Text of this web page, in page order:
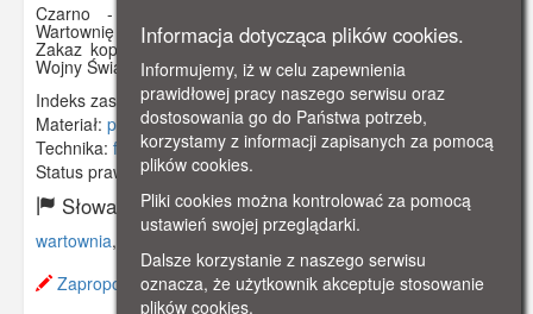
Czarno - biała fotografia, przedstawiająca zniszczoną
Wartownię nr 2 na Westerplatte, stan na koniec 1939 r.
Zakaz kopiowania, zasób dostępny w zbiorach Muzeum II
Wojny Światowej w Gdańsku, sygnatura: MIIWS/F/2
Indeks zasobu:MIIW008
Materiał: papier fotograficzny
Technika: fotografia czarno-biała
Status prawny:Użycie Niekomercyjne
Słowa kluczowe:
wartownia, ii wojna światowa
Zaproponuj zmianę opisu.
Informacja dotycząca plików cookies.
Informujemy, iż w celu zapewnienia
prawidłowej pracy naszego serwisu oraz
dostosowania go do Państwa potrzeb,
korzystamy z informacji zapisanych za pomocą
plików cookies.
Pliki cookies można kontrolować za pomocą
ustawień swojej przeglądarki.
Dalsze korzystanie z naszego serwisu
oznacza, że użytkownik akceptuje stosowanie
plików cookies.